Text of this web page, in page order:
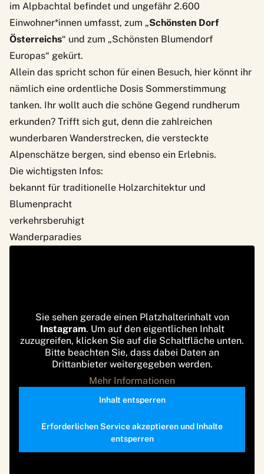
im Alpbachtal befindet und ungefähr 2.600
Einwohner*innen umfasst, zum „Schönsten Dorf
Österreichs“ und zum „Schönsten Blumendorf
Europas“ gekürt.
Allein das spricht schon für einen Besuch, hier könnt ihr
nämlich eine ordentliche Dosis Sommerstimmung
tanken. Ihr wollt auch die schöne Gegend rundherum
erkunden? Trifft sich gut, denn die zahlreichen
wunderbaren Wanderstrecken, die versteckte
Alpenschätze bergen, sind ebenso ein Erlebnis.
Die wichtigsten Infos:
bekannt für traditionelle Holzarchitektur und
Blumenpracht
verkehrsberuhigt
Wanderparadies
Sie sehen gerade einen Platzhalterinhalt von
Instagram. Um auf den eigentlichen Inhalt
zuzugreifen, klicken Sie auf die Schaltfläche unten.
Bitte beachten Sie, dass dabei Daten an
Drittanbieter weitergegeben werden.
Mehr Informationen
Inhalt entsperren
Erforderlichen Service akzeptieren und Inhalte
entsperren